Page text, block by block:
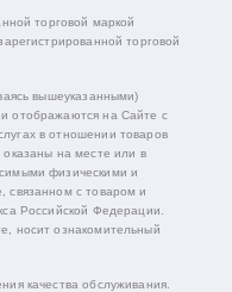
торговой маркой
торговой
вышеуказанными)
отображаются на Сайте с
в отношении товаров
оказаны на месте или в
физическими и
связанном с товаром и
Российской Федерации.
носит ознакомительный
качества обслуживания.